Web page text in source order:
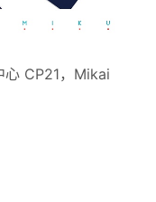
心 CP21，Mikai